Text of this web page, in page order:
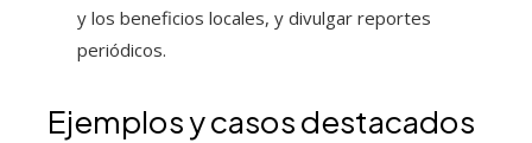
y los beneficios locales, y divulgar reportes
periódicos.
Ejemplos y casos destacados